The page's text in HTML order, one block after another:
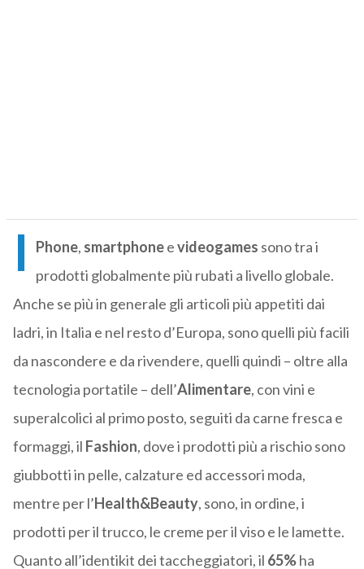
I Phone, smartphoneevideogames sono tra i
prodotti globalmente più rubati a livello globale.
Anche se più in generale gli articoli più appetiti dai
ladri, in Italia e nel resto d’Europa, sono quelli più facili
da nascondere e da rivendere, quelli quindi – oltre alla
tecnologia portatile – dell’Alimentare, con vini e
superalcolici al primo posto, seguiti da carne fresca e
formaggi, il Fashion, dove i prodotti più a rischio sono
giubbotti in pelle, calzature ed accessori moda,
mentre per l’Health&Beauty, sono, in ordine, i
prodotti per il trucco, le creme per il viso e le lamette.
Quanto all’identikit dei taccheggiatori, il 65%ha